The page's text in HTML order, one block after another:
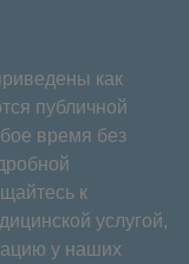
как
публичной
время без
к
услугой,
у наших